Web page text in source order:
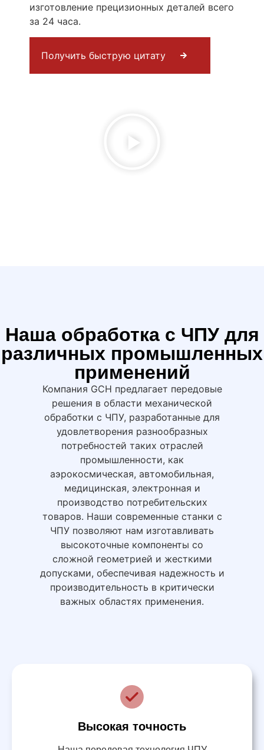
изготовление прецизионных деталей всего
за 24 часа.
Получить быструю цитату
Наша обработка с ЧПУ для
различных промышленных
применений
Компания GCH предлагает передовые
решения в области механической
обработки с ЧПУ, разработанные для
удовлетворения разнообразных
потребностей таких отраслей
промышленности, как
аэрокосмическая, автомобильная,
медицинская, электронная и
производство потребительских
товаров. Наши современные станки с
ЧПУ позволяют нам изготавливать
высокоточные компоненты со
сложной геометрией и жесткими
допусками, обеспечивая надежность и
производительность в критически
важных областях применения.
Высокая точность